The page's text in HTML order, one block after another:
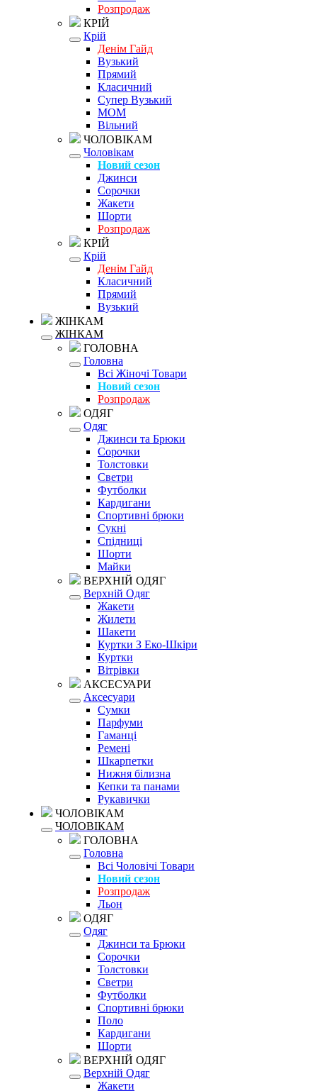
Розпродаж
КРІЙ
Крій
Денім Гайд
Вузький
Прямий
Класичний
Супер Вузький
MOM
Вільний
ЧОЛОВІКАМ
Чоловікам
Новий сезон
Джинси
Сорочки
Жакети
Шорти
Розпродаж
КРІЙ
Крій
Денім Гайд
Класичний
Прямий
Вузький
ЖІНКАМ
ЖІНКАМ
ГОЛОВНА
Головна
Всі Жіночі Товари
Новий сезон
Розпродаж
ОДЯГ
Одяг
Джинси та Брюки
Сорочки
Толстовки
Светри
Футболки
Кардигани
Спортивні брюки
Сукні
Спідниці
Шорти
Майки
ВЕРХНІЙ ОДЯГ
Верхній Одяг
Жакети
Жилети
Шакети
Куртки З Еко-Шкіри
Куртки
Вітрівки
АКСЕСУАРИ
Аксесуари
Сумки
Парфуми
Гаманці
Ремені
Шкарпетки
Нижня білизна
Кепки та панами
Рукавички
ЧОЛОВІКАМ
ЧОЛОВІКАМ
ГОЛОВНА
Головна
Всі Чоловічі Товари
Новий сезон
Розпродаж
Льон
ОДЯГ
Одяг
Джинси та Брюки
Сорочки
Толстовки
Светри
Футболки
Спортивні брюки
Поло
Кардигани
Шорти
ВЕРХНІЙ ОДЯГ
Верхній Одяг
Жакети